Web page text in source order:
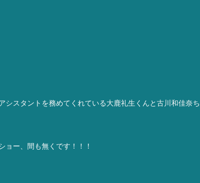
シスタントを務めてくれている大鹿礼生くんと古川和佳奈ち
ョー、間も無くです！！！